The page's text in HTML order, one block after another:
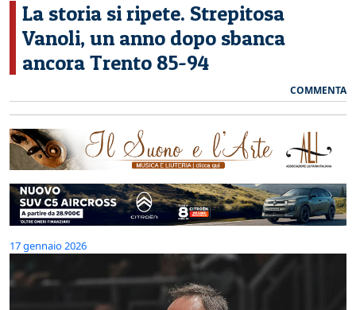
La storia si ripete. Strepitosa
Vanoli, un anno dopo sbanca
ancora Trento 85-94
COMMENTA
17 gennaio 2026